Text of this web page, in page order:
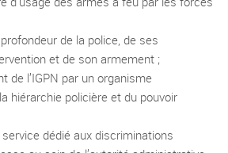
de la police, de ses
et de son armement ;
de l’IGPN par un organisme
hiérarchie policière et du pouvoir
service dédié aux discriminations